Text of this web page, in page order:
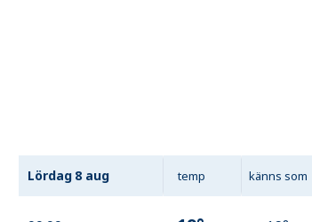
Lördag 8 aug temp känns som